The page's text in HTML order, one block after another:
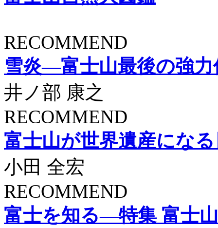
RECOMMEND
雪炎―富士山最後の強力
井ノ部 康之
RECOMMEND
富士山が世界遺産にな
小田 全宏
RECOMMEND
富士を知る―特集 富士